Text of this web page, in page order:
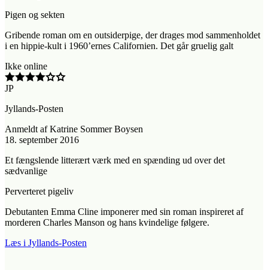
Pigen og sekten
Gribende roman om en outsiderpige, der drages mod sammenholdet
i en hippie-kult i 1960’ernes Californien. Det går gruelig galt
Ikke online
JP
Jyllands-Posten
Anmeldt afKatrine Sommer Boysen
18. september 2016
Et fængslende litterært værk med en spænding ud over det
sædvanlige
Perverteret pigeliv
Debutanten Emma Cline imponerer med sin roman inspireret af
morderen Charles Manson og hans kvindelige følgere.
Læs i Jyllands-Posten